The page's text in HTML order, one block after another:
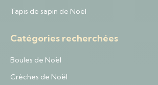
Tapis de sapin de Noël
Catégories recherchées
Boules de Noël
Crèches de Noël